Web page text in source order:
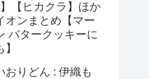
【ヒカクラ】ほか
オンまとめ【マー
バタークッキーに
おりどん : 伊織も